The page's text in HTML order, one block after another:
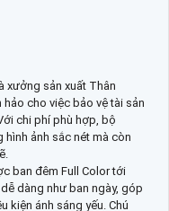
xưởng sản xuất Thân
hảo cho việc bảo vệ tài sản
chi phí phù hợp, bộ
ảnh sắc nét mà còn
ban đêm Full Color tới
dàng như ban ngày, góp
kiện ánh sáng yếu. Chú